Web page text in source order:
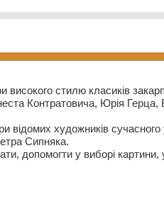
високого стилю класиків
Контратовича, Юрія
відомих художників
Сипняка.
допомогти у виборі картини,